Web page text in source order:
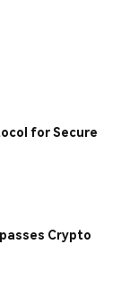
for Secure
Crypto